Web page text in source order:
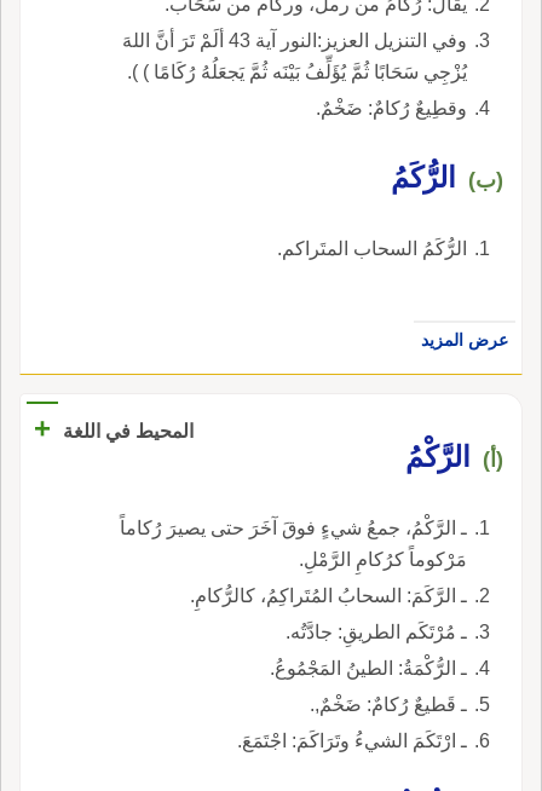
وفي التنزيل العزيز:النور آية 43 ألَمْ تَرَ أنَّ اللهَ
يُزْجِي سَحَابًا ثُمَّ يُؤَلِّفُ بَيْنَه ثُمَّ يَجعَلُهُ رُكَامًا ) ).
وقطِيعٌ رُكامٌ: ضَخْمٌ.
(ب) الرُّكَمُ
الرُّكَمُ السحاب المتَراكم.
عرض المزيد
المحيط في اللغة +
(أ) الرَّكْمُ
ـ الرَّكْمُ، جمعُ شيءٍ فوقَ آخَرَ حتى يصيرَ رُكاماً
مَرْكوماً كرُكامِ الرَّمْلِ.
ـ الرَّكَمَ: السحابُ المُتَراكِمُ، كالرُّكامِ.
ـ مُرْتَكَم الطريقِ: جادَّتُه.
ـ الرُّكْمَةُ: الطينُ المَجْمُوعُ.
ـ قَطيعٌ رُكامٌ: ضَخْمٌ,.
ـ ارْتَكَمَ الشيءُ وتَرَاكَمَ: اجْتَمَعَ.